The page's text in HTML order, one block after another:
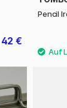
42 €
Pencil